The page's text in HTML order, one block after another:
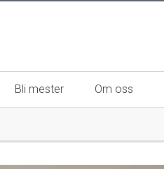
Bli mester Om oss